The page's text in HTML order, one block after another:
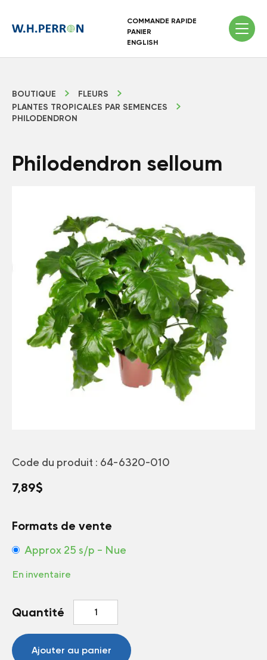
COMMANDE RAPIDE
PANIER
ENGLISH
BOUTIQUE
FLEURS
PLANTES TROPICALES PAR SEMENCES
PHILODENDRON
Philodendron selloum
Code du produit : 64-6320-010
7,89$
Formats de vente
Approx 25 s/p – Nue
En inventaire
Quantité
quantité
Philodendron
selloum
Ajouter au panier